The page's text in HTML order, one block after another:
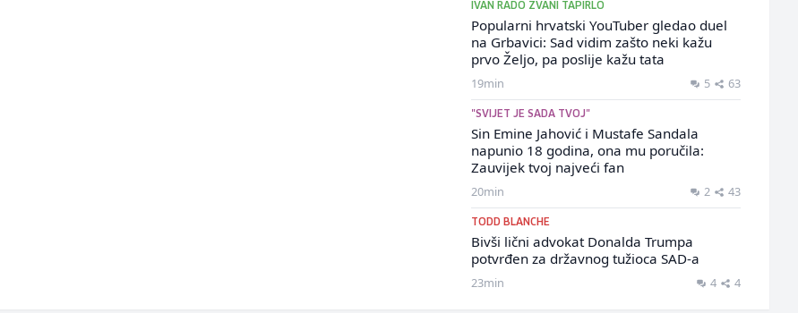
IVAN RADO ZVANI TAPIRLO
Popularni hrvatski YouTuber gledao duel
na Grbavici: Sad vidim zašto neki kažu
prvo Željo, pa poslije kažu tata
19min 5 63
"SVIJET JE SADA TVOJ"
Sin Emine Jahović i Mustafe Sandala
napunio 18 godina, ona mu poručila:
Zauvijek tvoj najveći fan
20min 2 43
TODD BLANCHE
Bivši lični advokat Donalda Trumpa
potvrđen za državnog tužioca SAD-a
23min 4 4